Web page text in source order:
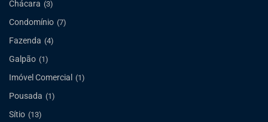
Chácara (3)
Condomínio (7)
Fazenda (4)
Galpão (1)
Imóvel Comercial (1)
Pousada (1)
Sítio (13)